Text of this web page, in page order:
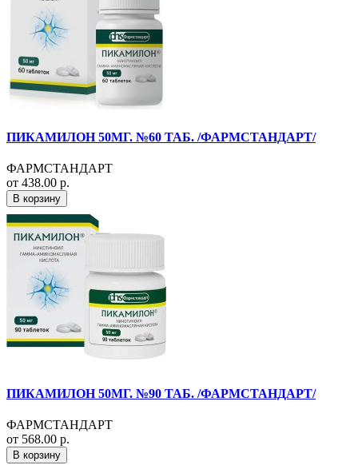
ПИКАМИЛОН 50МГ. №60 ТАБ. /ФАРМСТАНДАРТ/
ФАРМСТАНДАРТ
от 438.00 р.
В корзину
ПИКАМИЛОН 50МГ. №90 ТАБ. /ФАРМСТАНДАРТ/
ФАРМСТАНДАРТ
от 568.00 р.
В корзину